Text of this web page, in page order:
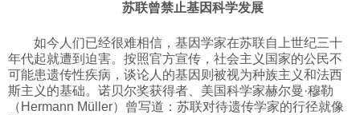
苏联曾禁止基因科学发展
如今人们已经很难相信，基因学家在苏联自上世纪三十
年代起就遭到迫害。按照官方宣传，社会主义国家的公民不
可能患遗传性疾病，谈论人的基因则被视为种族主义和法西
斯主义的基础。诺贝尔奖获得者、美国科学家赫尔曼·穆勒
（Hermann Müller）曾写道：苏联对待遗传学家的行径就像